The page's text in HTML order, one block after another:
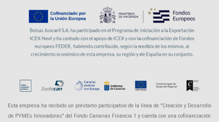
Esta empresa ha recibido un préstamo participativo de la línea de "Creación y Desarrollo
de PYMEs Innovadoras" del Fondo Canarias Financia 1 y cuenta con una cofinanciación